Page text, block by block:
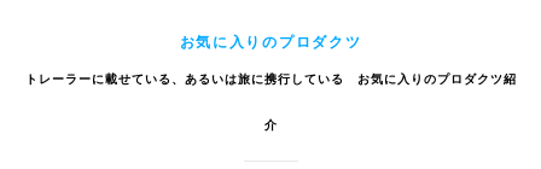
お気に入りのプロダクツ
トレーラーに載せている、あるいは旅に携行している お気に入りのプロダクツ紹
介